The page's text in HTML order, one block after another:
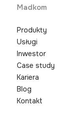
Madkom
Produkty
Usługi
Inwestor
Case study
Kariera
Blog
Kontakt